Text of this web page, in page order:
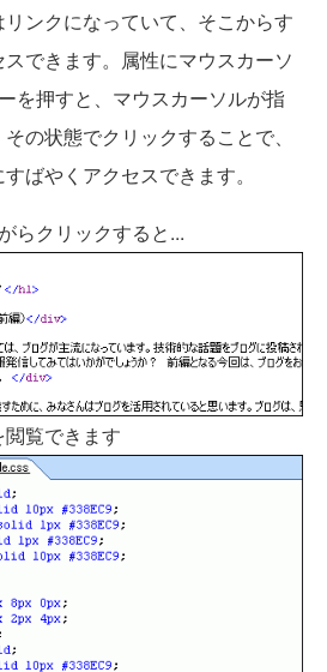
ンクになっていて、そこからす
できます。属性にマウスカーソ
を押すと、マウスカーソルが指
の状態でクリックすることで、
ばやくアクセスできます。
らクリックすると...
覧できます